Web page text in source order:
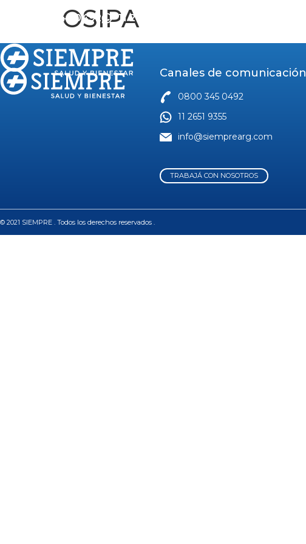
0800 345 0492 11 2651 9355
OSIPA
Canales de comunicación
0800 345 0492
11 2651 9355
info@siemprearg.com
TRABAJÁ CON NOSOTROS
© 2021 SIEMPRE . Todos los derechos reservados .